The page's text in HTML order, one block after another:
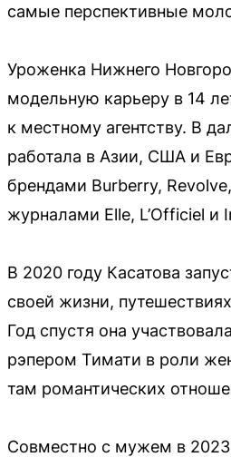
самые перспективные
Уроженка Нижнего
модельную карьеру в 14
к местному агентству. В
работала в Азии, США и
брендами Burberry,
журналами Elle, L’Officiel и
В 2020 году Касатова
своей жизни,
Год спустя она
рэпером Тимати в роли
там романтических
Совместно с мужем в